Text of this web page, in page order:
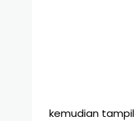
kemudian tampil